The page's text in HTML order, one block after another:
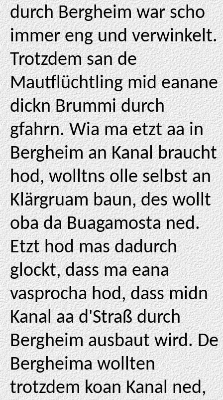
durch Bergheim war scho
immer eng und verwinkelt.
Trotzdem san de
Mautflüchtling mid eanane
dickn Brummi durch
gfahrn. Wia ma etzt aa in
Bergheim an Kanal braucht
hod, wolltns olle selbst an
Klärgruam baun, des wollt
oba da Buagamosta ned.
Etzt hod mas dadurch
glockt, dass ma eana
vasprocha hod, dass midn
Kanal aa d'Straß durch
Bergheim ausbaut wird. De
Bergheima wollten
trotzdem koan Kanal ned,